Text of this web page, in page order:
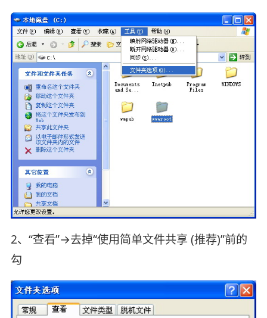
2、“查看”→去掉“使用简单文件共享 (推荐)”前的
勾